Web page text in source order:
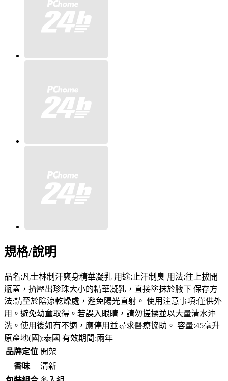
規格/說明
品名:凡士林制汗爽身精華凝乳 用途:止汗制臭 用法:往上拔開
瓶蓋，擠壓出珍珠大小的精華凝乳，直接塗抹於腋下 保存方
法:請至於陰涼乾燥處，避免陽光直射。 使用注意事項:僅供外
用。避免幼童取得。若誤入眼睛，請勿搓揉並以大量清水沖
洗。使用後如有不適，應停用並尋求醫療協助。 容量:45毫升
原產地(國):泰國 有效期間:兩年
品牌定位 開架
香味
清新